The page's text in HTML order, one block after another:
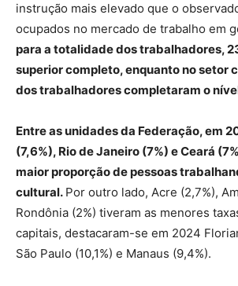
instrução mais elevado que o
ocupados no mercado de trabalho em
para a totalidade dos trabalhadores,
superior completo, enquanto no setor
dos trabalhadores completaram o
Entre as unidades da Federação, em
(7,6%), Rio de Janeiro (7%) e Ceará
maior proporção de pessoas
cultural. Por outro lado, Acre (2,7%),
Rondônia (2%) tiveram as menores
capitais, destacaram-se em 2024
São Paulo (10,1%) e Manaus (9,4%).